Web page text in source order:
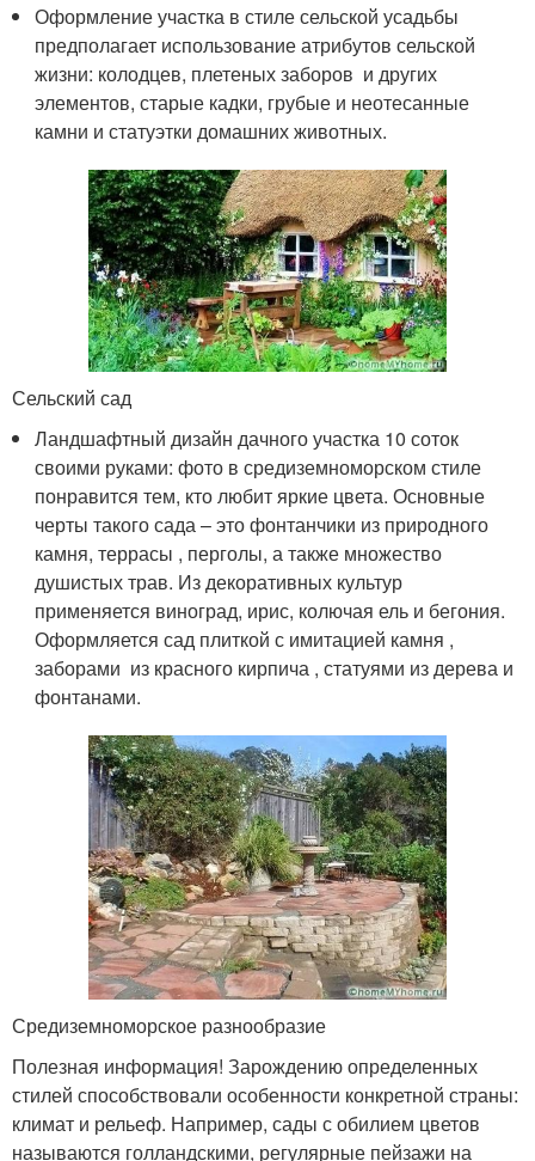
Оформление участка в стиле сельской усадьбы
предполагает использование атрибутов сельской
жизни: колодцев, плетеных заборов и других
элементов, старые кадки, грубые и неотесанные
камни и статуэтки домашних животных.
Сельский сад
Ландшафтный дизайн дачного участка 10 соток
своими руками: фото в средиземноморском стиле
понравится тем, кто любит яркие цвета. Основные
черты такого сада – это фонтанчики из природного
камня, террасы , перголы, а также множество
душистых трав. Из декоративных культур
применяется виноград, ирис, колючая ель и бегония.
Оформляется сад плиткой с имитацией камня ,
заборами из красного кирпича , статуями из дерева и
фонтанами.
Средиземноморское разнообразие
Полезная информация! Зарождению определенных
стилей способствовали особенности конкретной страны:
климат и рельеф. Например, сады с обилием цветов
называются голландскими, регулярные пейзажи на